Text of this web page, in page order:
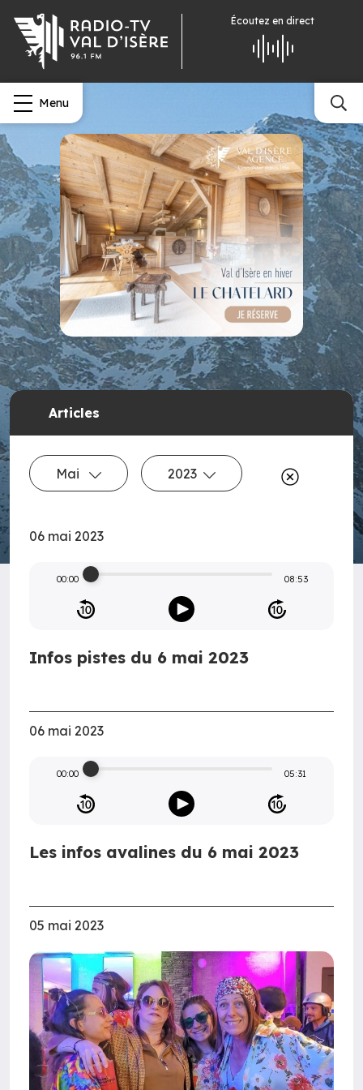
Écoutez en direct
Menu
Articles
Mai 2023
06 mai 2023
00:00 08:53
Infos pistes du 6 mai 2023
06 mai 2023
00:00 05:31
Les infos avalines du 6 mai 2023
05 mai 2023